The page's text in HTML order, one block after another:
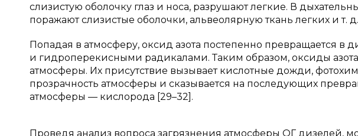
слизистую оболочку глаз и носа, разрушают легкие. В
поражают слизистые оболочки, альвеолярную ткань легких и т. д.
Попадая в атмосферу, оксид азота постепенно превращается в
и гидроперекисными радикалами. Таким образом, оксиды
атмосферы. Их присутствие вызывает кислотные дожди,
прозрачность атмосферы и сказывается на последующих
атмосферы — кислорода [29–32].
Проведя анализ вопроса загрязнения атмосферы ОГ дизелей,